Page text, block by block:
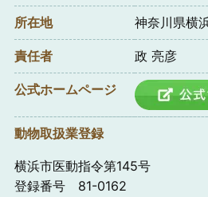
所在地 神奈川県横
責任者 政 亮彦
公式ホームページ
動物取扱業登録
横浜市医動指令第145号
登録番号 81-0162